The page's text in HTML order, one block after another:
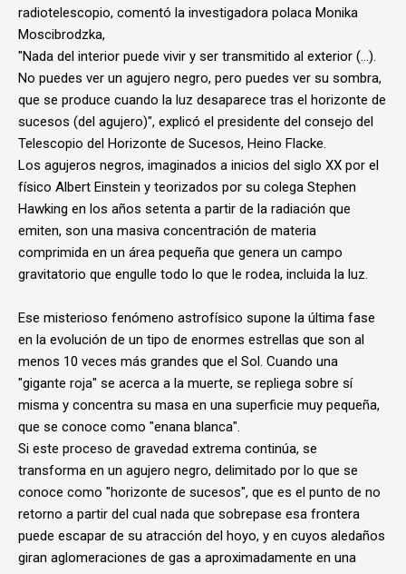
radiotelescopio, comentó la investigadora polaca Monika
Moscibrodzka,
"Nada del interior puede vivir y ser transmitido al exterior (...).
No puedes ver un agujero negro, pero puedes ver su sombra,
que se produce cuando la luz desaparece tras el horizonte de
sucesos (del agujero)", explicó el presidente del consejo del
Telescopio del Horizonte de Sucesos, Heino Flacke.
Los agujeros negros, imaginados a inicios del siglo XX por el
físico Albert Einstein y teorizados por su colega Stephen
Hawking en los años setenta a partir de la radiación que
emiten, son una masiva concentración de materia
comprimida en un área pequeña que genera un campo
gravitatorio que engulle todo lo que le rodea, incluida la luz.
Ese misterioso fenómeno astrofísico supone la última fase
en la evolución de un tipo de enormes estrellas que son al
menos 10 veces más grandes que el Sol. Cuando una
"gigante roja" se acerca a la muerte, se repliega sobre sí
misma y concentra su masa en una superficie muy pequeña,
que se conoce como "enana blanca".
Si este proceso de gravedad extrema continúa, se
transforma en un agujero negro, delimitado por lo que se
conoce como "horizonte de sucesos", que es el punto de no
retorno a partir del cual nada que sobrepase esa frontera
puede escapar de su atracción del hoyo, y en cuyos aledaños
giran aglomeraciones de gas a aproximadamente en una